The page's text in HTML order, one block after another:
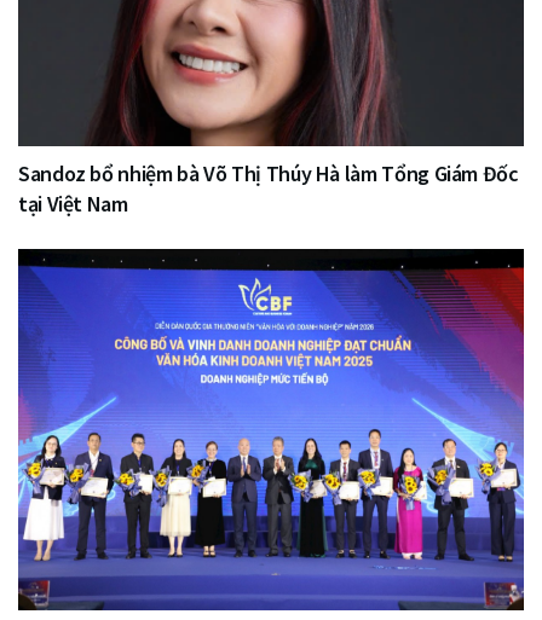
Sandoz bổ nhiệm bà Võ Thị Thúy Hà làm Tổng Giám Đốc
tại Việt Nam